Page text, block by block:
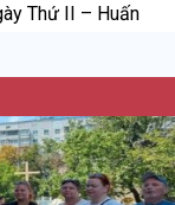
Thứ II – Huấn